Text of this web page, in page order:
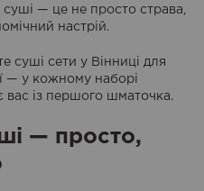
— це не просто страва,
настрій.
суші сети у Вінниці для
— у кожному наборі
вас із першого шматочка.
— просто,